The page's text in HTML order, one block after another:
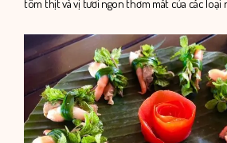
tôm thịt và vị tươi ngon thơm mát của các loại